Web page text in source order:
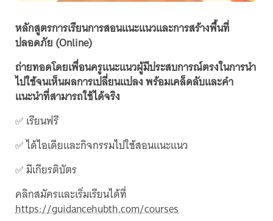
หลักสูตรการเรียนการสอนแนะแนวและการสร้างพื้นที่
ปลอดภัย (Online)
ถ่ายทอดโดยเพื่อนครูแนะแนวผู้มีประสบการณ์ตรงในการนำ
ไปใช้จนเห็นผลการเปลี่ยนแปลง พร้อมเคล็ดลับและคำ
แนะนำที่สามารถใช้ได้จริง
✅ เรียนฟรี
✅ ได้ไอเดียและกิจกรรมไปใช้สอนแนะแนว
✅ มีเกียรติบัตร
คลิกสมัครและเริ่มเรียนได้ที่
https://guidancehubth.com/courses